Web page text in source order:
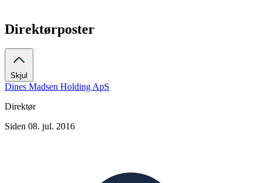
Direktørposter
Skjul
Dines Madsen Holding ApS
Direktør
Siden 08. jul. 2016